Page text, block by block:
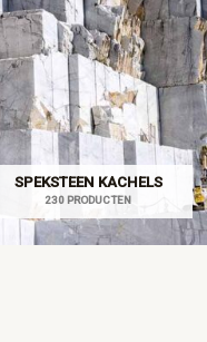
SPEKSTEEN KACHELS
230 PRODUCTEN